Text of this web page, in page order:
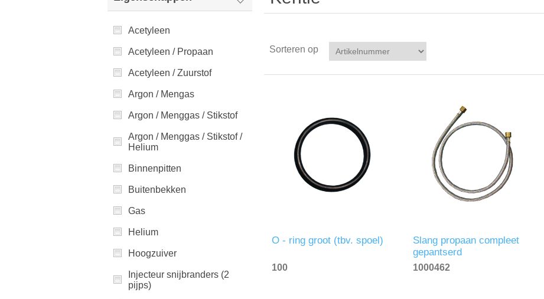
Acetyleen
Acetyleen / Propaan
Acetyleen / Zuurstof
Argon / Mengas
Argon / Menggas / Stikstof
Argon / Menggas / Stikstof /
Helium
Binnenpitten
Buitenbekken
Gas
Helium
Hoogzuiver
Injecteur snijbranders (2
pijps)
Sorteren op
O - ring groot (tbv. spoel)
100
Slang propaan compleet
gepantserd
1000462